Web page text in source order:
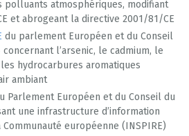
polluants atmosphériques, modifiant
et abrogeant la directive 2001/81/CE
du parlement Européen et du Conseil
l’arsenic, le cadmium, le
hydrocarbures aromatiques
ambiant
Parlement Européen et du Conseil du
une infrastructure d’information
européenne (INSPIRE)